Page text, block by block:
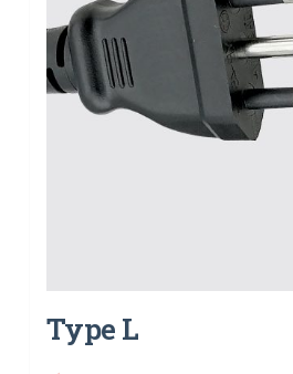
Type L